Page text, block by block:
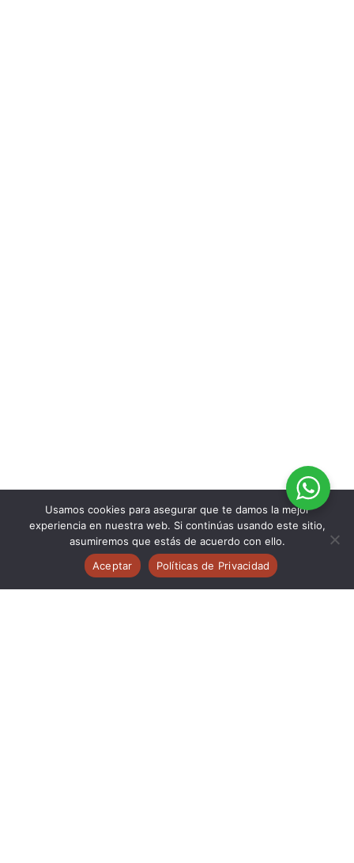
Usamos cookies para asegurar que te damos la mejor
experiencia en nuestra web. Si continúas usando este sitio,
asumiremos que estás de acuerdo con ello.
Aceptar
Políticas de Privacidad